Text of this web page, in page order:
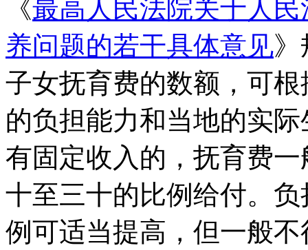
《最高人民法院关于人
养问题的若干具体意见》
子女抚育费的数额，可
的负担能力和当地的实
有固定收入的，抚育费
十至三十的比例给付。
例可适当提高，但一般